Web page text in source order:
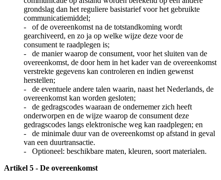
grondslag dan het reguliere basistarief voor het gebruikte
communicatiemiddel;
- of de overeenkomst na de totstandkoming wordt
gearchiveerd, en zo ja op welke wijze deze voor de
consument te raadplegen is;
- de manier waarop de consument, voor het sluiten van de
overeenkomst, de door hem in het kader van de overeenkomst
verstrekte gegevens kan controleren en indien gewenst
herstellen;
- de eventuele andere talen waarin, naast het Nederlands, de
overeenkomst kan worden gesloten;
- de gedragscodes waaraan de ondernemer zich heeft
onderworpen en de wijze waarop de consument deze
gedragscodes langs elektronische weg kan raadplegen; en
- de minimale duur van de overeenkomst op afstand in geval
van een duurtransactie.
- Optioneel: beschikbare maten, kleuren, soort materialen.
Artikel 5 - De overeenkomst